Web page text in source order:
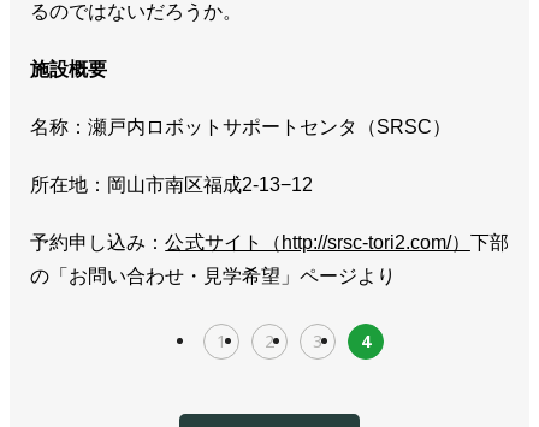
るのではないだろうか。
施設概要
名称：瀬戸内ロボットサポートセンタ（SRSC）
所在地：岡山市南区福成2-13−12
予約申し込み：公式サイト（http://srsc-tori2.com/）
下部
の「お問い合わせ・見学希望」ページより
1 2 3 4